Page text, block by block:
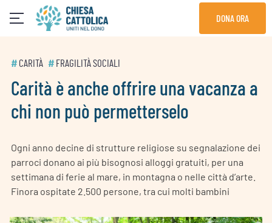
DONA ORA
# CARITÀ # FRAGILITÀ SOCIALI
Carità è anche offrire una vacanza a
chi non può permetterselo
Ogni anno decine di strutture religiose su segnalazione dei
parroci donano ai più bisognosi alloggi gratuiti, per una
settimana di ferie al mare, in montagna o nelle città d’arte.
Finora ospitate 2.500 persone, tra cui molti bambini